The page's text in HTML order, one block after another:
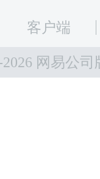
客户端
2026 网易公